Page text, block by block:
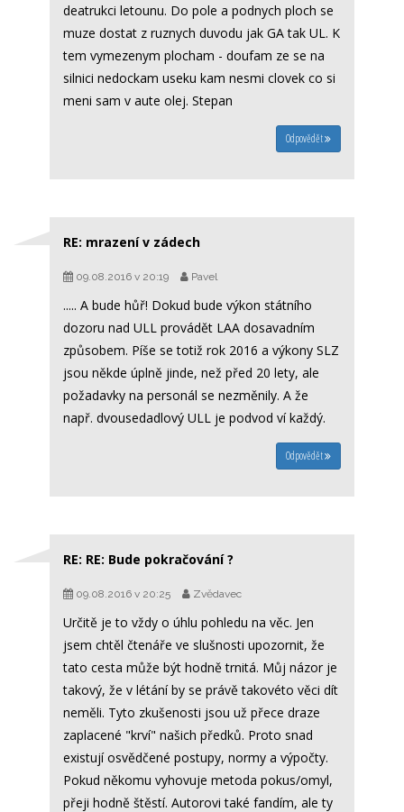
deatrukci letounu. Do pole a podnych ploch se
muze dostat z ruznych duvodu jak GA tak UL. K
tem vymezenym plocham - doufam ze se na
silnici nedockam useku kam nesmi clovek co si
meni sam v aute olej. Stepan
Odpovědět
RE: mrazení v zádech
09.08.2016 v 20:19 Pavel
..... A bude hůř! Dokud bude výkon státního
dozoru nad ULL provádět LAA dosavadním
způsobem. Píše se totiž rok 2016 a výkony SLZ
jsou někde úplně jinde, než před 20 lety, ale
požadavky na personál se nezměnily. A že
např. dvousedadlový ULL je podvod ví každý.
Odpovědět
RE: RE: Bude pokračování ?
09.08.2016 v 20:25 Zvědavec
Určitě je to vždy o úhlu pohledu na věc. Jen
jsem chtěl čtenáře ve slušnosti upozornit, že
tato cesta může být hodně trnitá. Můj názor je
takový, že v létání by se právě takovéto věci dít
neměli. Tyto zkušenosti jsou už přece draze
zaplacené "krví" našich předků. Proto snad
existují osvědčené postupy, normy a výpočty.
Pokud někomu vyhovuje metoda pokus/omyl,
přeji hodně štěstí. Autorovi také fandím, ale ty